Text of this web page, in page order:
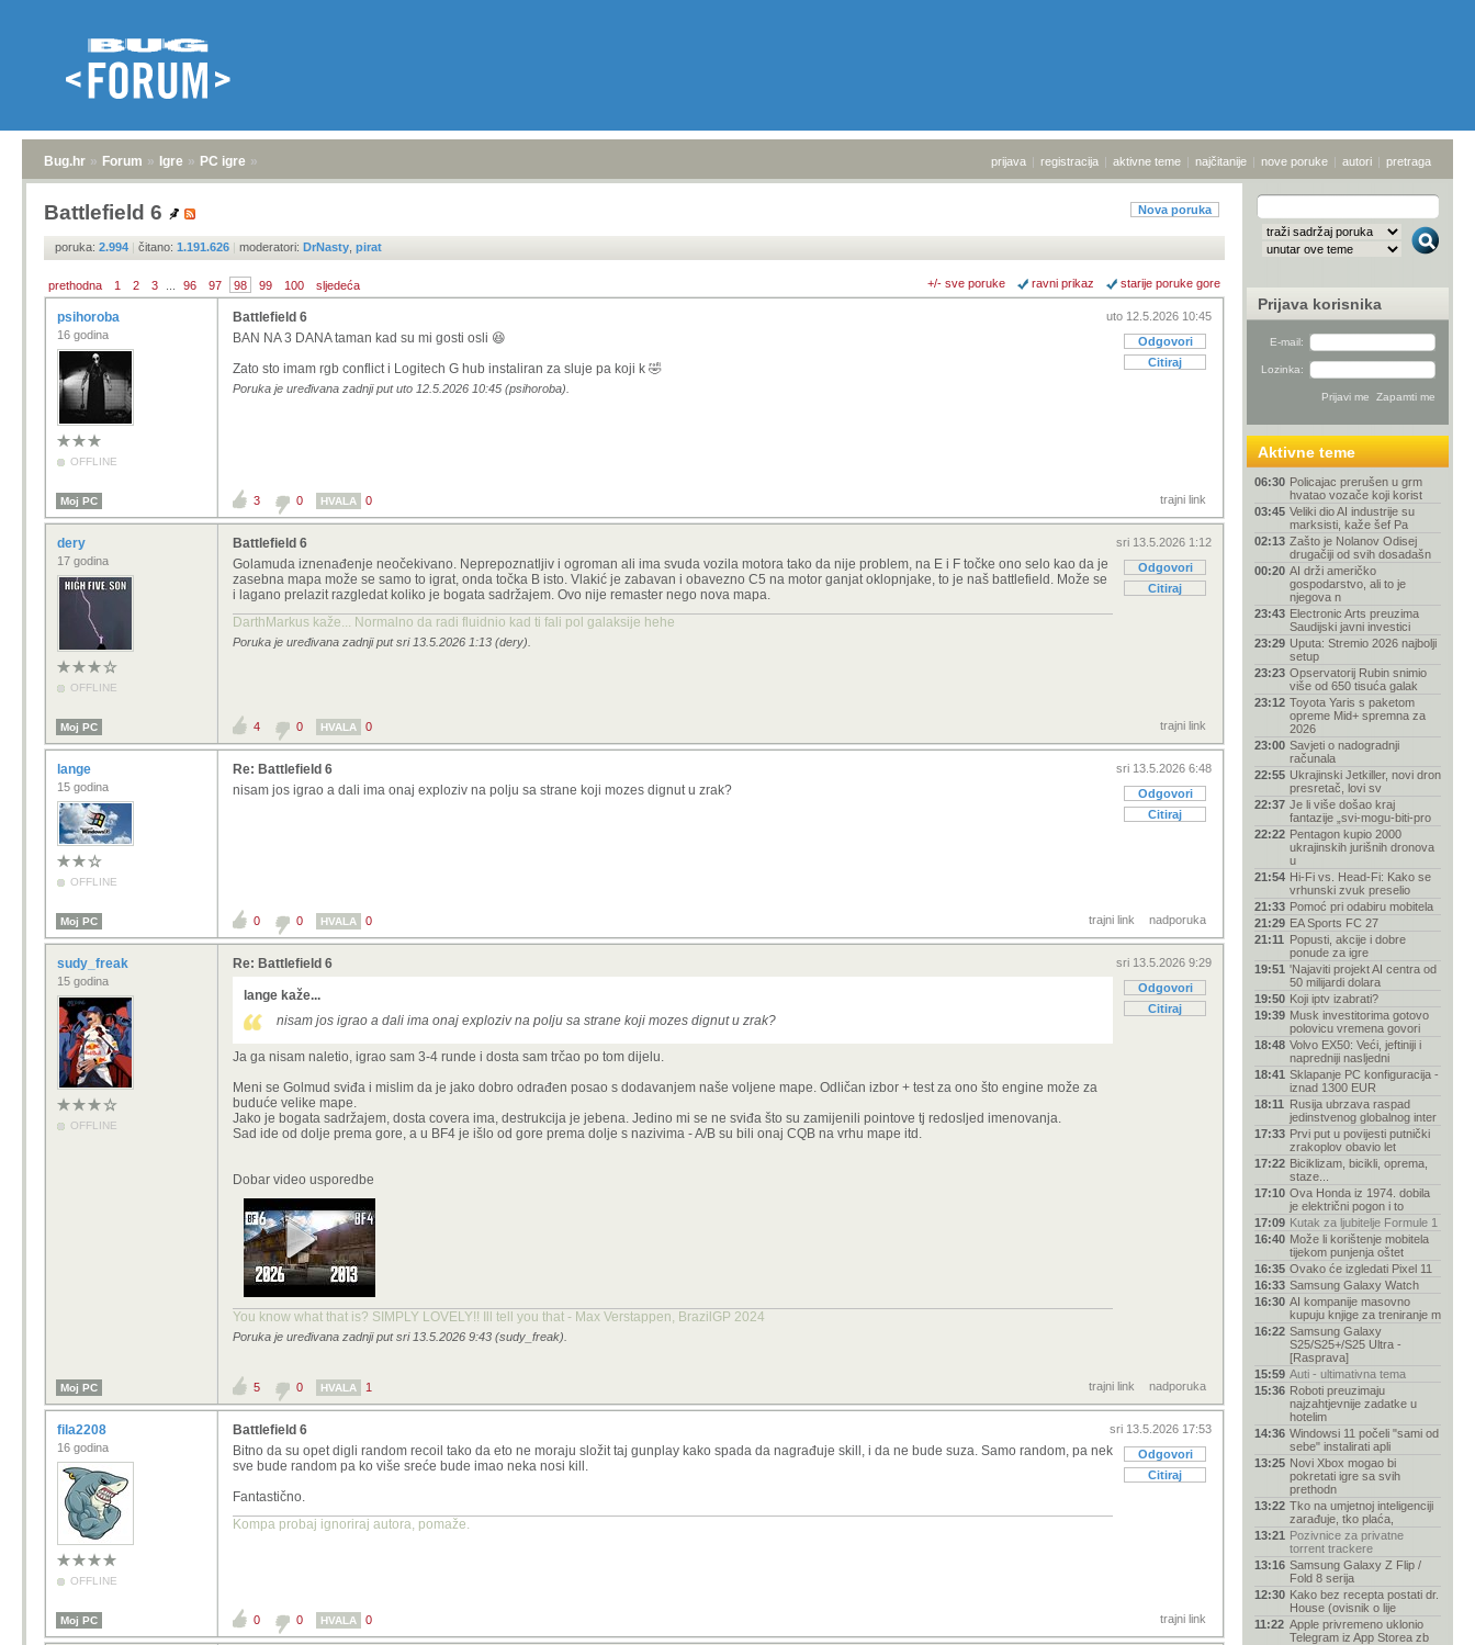
Bug.hr » Forum » Igre » PC igre » prijava | registracija | aktivne teme | najčitanije | nove poruke | autori | pretraga
Nova poruka
Battlefield 6
poruka: 2.994 | čitano: 1.191.626 | moderatori: DrNasty pirat
prethodna 1 2 3 96 97 98 99 100 sljedeća +/- sve poruke ravni prikaz starije poruke gore
psihoroba
16 godina
OFFLINE
uto 12.5.2026 10:45
Odgovori
Citiraj
Battlefield 6
BAN NA 3 DANA taman kad su mi gosti osli 😆
Zato sto imam rgb conflict i Logitech G hub instaliran za sluje pa koji k 🤣
Poruka je uređivana zadnji put uto 12.5.2026 10:45 (psihoroba).
Moj PC trajni link
3 0 HVALA 0
dery
17 godina
OFFLINE
sri 13.5.2026 1:12
Odgovori
Citiraj
Battlefield 6
Golamuda iznenađenje neočekivano. Neprepoznatljiv i ogroman ali ima svuda vozila motora tako da nije problem, na E i F točke ono selo kao da je
zasebna mapa može se samo to igrat, onda točka B isto. Vlakić je zabavan i obavezno C5 na motor ganjat oklopnjake, to je naš battlefield. Može se
i lagano prelazit razgledat koliko je bogata sadržajem. Ovo nije remaster nego nova mapa.
DarthMarkus kaže... Normalno da radi fluidnio kad ti fali pol galaksije hehe
Poruka je uređivana zadnji put sri 13.5.2026 1:13 (dery).
Moj PC trajni link
4 0 HVALA 0
lange
15 godina
OFFLINE
sri 13.5.2026 6:48
Odgovori
Citiraj
Re: Battlefield 6
nisam jos igrao a dali ima onaj exploziv na polju sa strane koji mozes dignut u zrak?
Moj PC trajni link nadporuka
0 0 HVALA 0
sudy_freak
15 godina
OFFLINE
sri 13.5.2026 9:29
Odgovori
Citiraj
Re: Battlefield 6
lange kaže...
nisam jos igrao a dali ima onaj exploziv na polju sa strane koji mozes dignut u zrak?
Ja ga nisam naletio, igrao sam 3-4 runde i dosta sam trčao po tom dijelu.
Meni se Golmud sviđa i mislim da je jako dobro odrađen posao s dodavanjem naše voljene mape. Odličan izbor + test za ono što engine može za
buduće velike mape.
Jako je bogata sadržajem, dosta covera ima, destrukcija je jebena. Jedino mi se ne sviđa što su zamijenili pointove tj redosljed imenovanja.
Sad ide od dolje prema gore, a u BF4 je išlo od gore prema dolje s nazivima - A/B su bili onaj CQB na vrhu mape itd.
Dobar video usporedbe
You know what that is? SIMPLY LOVELY!! Ill tell you that - Max Verstappen, BrazilGP 2024
Poruka je uređivana zadnji put sri 13.5.2026 9:43 (sudy_freak).
Moj PC trajni link nadporuka
5 0 HVALA 1
fila2208
16 godina
OFFLINE
sri 13.5.2026 17:53
Odgovori
Citiraj
Battlefield 6
Bitno da su opet digli random recoil tako da eto ne moraju složit taj gunplay kako spada da nagrađuje skill, i da ne bude suza. Samo random, pa nek
sve bude random pa ko više sreće bude imao neka nosi kill.
Fantastično.
Kompa probaj ignoriraj autora, pomaže.
Moj PC trajni link
0 0 HVALA 0
Prijava korisnika
E-mail:
Lozinka:
Aktivne teme
06:30 Policajac prerušen u grm
hvatao vozače koji korist
03:45 Veliki dio AI industrije su
marksisti, kaže šef Pa
02:13 Zašto je Nolanov Odisej
drugačiji od svih dosadašn
00:20 AI drži američko
gospodarstvo, ali to je
njegova n
23:43 Electronic Arts preuzima
Saudijski javni investici
23:29 Uputa: Stremio 2026 najbolji
setup
23:23 Opservatorij Rubin snimio
više od 650 tisuća galak
23:12 Toyota Yaris s paketom
opreme Mid+ spremna za
2026
23:00 Savjeti o nadogradnji
računala
22:55 Ukrajinski Jetkiller, novi dron
presretač, lovi sv
22:37 Je li više došao kraj
fantazije „svi-mogu-biti-pro
22:22 Pentagon kupio 2000
ukrajinskih jurišnih dronova
u
21:54 Hi-Fi vs. Head-Fi: Kako se
vrhunski zvuk preselio
21:33 Pomoć pri odabiru mobitela
21:29 EA Sports FC 27
21:11 Popusti, akcije i dobre
ponude za igre
19:51 'Najaviti projekt AI centra od
50 milijardi dolara
19:50 Koji iptv izabrati?
19:39 Musk investitorima gotovo
polovicu vremena govori
18:48 Volvo EX50: Veći, jeftiniji i
napredniji nasljedni
18:41 Sklapanje PC konfiguracija -
iznad 1300 EUR
18:11 Rusija ubrzava raspad
jedinstvenog globalnog inter
17:33 Prvi put u povijesti putnički
zrakoplov obavio let
17:22 Biciklizam, bicikli, oprema,
staze...
17:10 Ova Honda iz 1974. dobila
je električni pogon i to
17:09 Kutak za ljubitelje Formule 1
16:40 Može li korištenje mobitela
tijekom punjenja oštet
16:35 Ovako će izgledati Pixel 11
16:33 Samsung Galaxy Watch
16:30 AI kompanije masovno
kupuju knjige za treniranje m
16:22 Samsung Galaxy
S25/S25+/S25 Ultra -
[Rasprava]
15:59 Auti - ultimativna tema
15:36 Roboti preuzimaju
najzahtjevnije zadatke u
hotelim
14:36 Windowsi 11 počeli "sami od
sebe" instalirati apli
13:25 Novi Xbox mogao bi
pokretati igre sa svih
prethodn
13:22 Tko na umjetnoj inteligenciji
zarađuje, tko plaća,
13:21 Pozivnice za privatne
torrent trackere
13:16 Samsung Galaxy Z Flip /
Fold 8 serija
12:30 Kako bez recepta postati dr.
House (ovisnik o lije
11:22 Apple privremeno uklonio
Telegram iz App Storea zb